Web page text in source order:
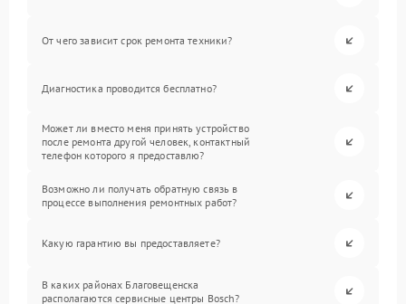
От чего зависит срок ремонта техники?
Диагностика проводится бесплатно?
Может ли вместо меня принять устройство
после ремонта другой человек, контактный
телефон которого я предоставлю?
Возможно ли получать обратную связь в
процессе выполнения ремонтных работ?
Какую гарантию вы предоставляете?
В каких районах Благовещенска
располагаются сервисные центры Bosch?